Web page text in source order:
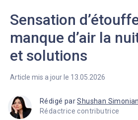
Sensation
manque d’air la
et solutions
Article mis a jour le 13.05.2026
Rédigé parShushan Simonian
Rédactrice contributrice